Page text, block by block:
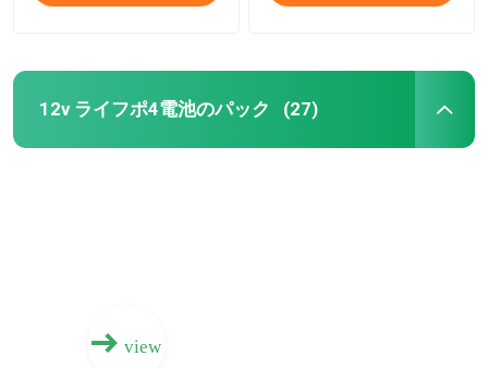
12v ライフポ4電池のパック (27)
view